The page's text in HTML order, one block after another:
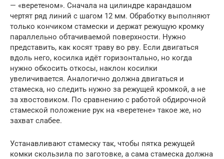
— «веретеном». Сначала на цилиндре карандашом
чертят ряд линий с шагом 12 мм. Обработку выполняют
только кончиком стамески и держат режущую кромку
параллельно обтачиваемой поверхности. Нужно
представить, как косят траву во рву. Если двигаться
вдоль него, косилка идёт горизонтально, но когда
нужно обкосить откосы, наклон косилки
увеличивается. Аналогично должна двигаться и
стамеска, но следить нужно за режущей кромкой, а не
за хвостовиком. По сравнению с работой обдирочной
стамеской положение рук на «веретене» такое же, но
захват слабее.
Устанавливают стамеску так, чтобы пятка режущей
комки скользила по заготовке, а сама стамеска должна